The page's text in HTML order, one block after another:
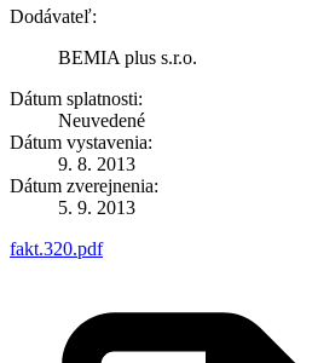
Dodávateľ:
BEMIA plus s.r.o.
Dátum splatnosti:
Neuvedené
Dátum vystavenia:
9. 8. 2013
Dátum zverejnenia:
5. 9. 2013
fakt.320.pdf